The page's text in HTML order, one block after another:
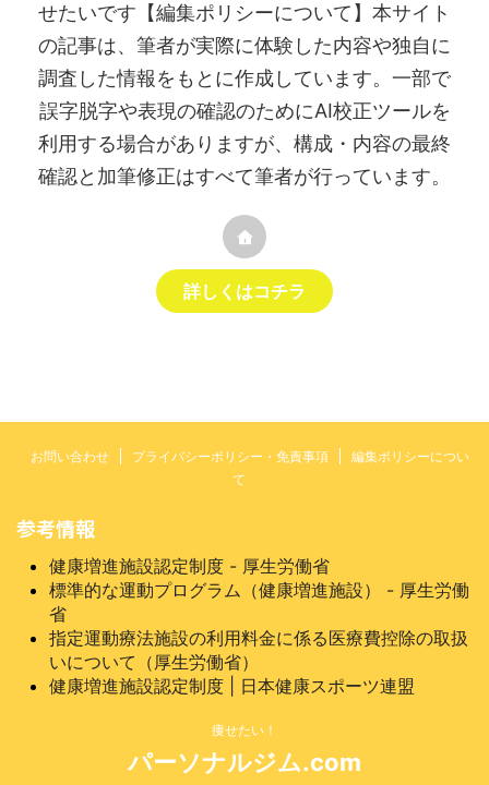
せたいです【編集ポリシーについて】本サイト
の記事は、筆者が実際に体験した内容や独自に
調査した情報をもとに作成しています。一部で
誤字脱字や表現の確認のためにAI校正ツールを
利用する場合がありますが、構成・内容の最終
確認と加筆修正はすべて筆者が行っています。
詳しくはコチラ
お問い合わせ プライバシーポリシー・免責事項
編集ポリシーについ
て
参考情報
健康増進施設認定制度 - 厚生労働省
標準的な運動プログラム（健康増進施設） - 厚生労働
省
指定運動療法施設の利用料金に係る医療費控除の取扱
いについて（厚生労働省）
健康増進施設認定制度 | 日本健康スポーツ連盟
痩せたい！
パーソナルジム.com